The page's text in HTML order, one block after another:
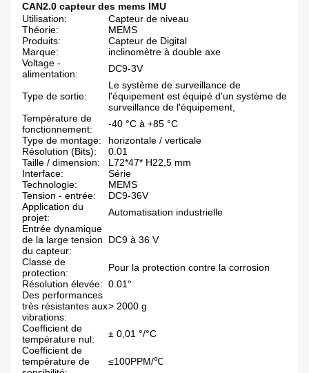
CAN2.0 capteur des mems IMU
Utilisation:
Capteur de niveau
Théorie:
MEMS
Produits:
Capteur de Digital
Marque:
inclinomètre à double axe
Voltage -
alimentation:
DC9-3V
Type de sortie:
Le système de surveillance de
l'équipement est équipé d'un système de
surveillance de l'équipement,
Température de
fonctionnement:
-40 °C à +85 °C
Type de montage:
horizontale / verticale
Résolution (Bits):
0.01
Taille / dimension:
L72*47* H22,5 mm
Interface:
Série
Technologie:
MEMS
Tension - entrée:
DC9-36V
Application du
projet:
Automatisation industrielle
Entrée dynamique
de la large tension
du capteur:
DC9 à 36 V
Classe de
protection:
Pour la protection contre la corrosion
Résolution élevée: 0.01°
Des performances
très résistantes aux
vibrations:
> 2000 g
Coefficient de
température nul:
± 0,01 °/°C
Coefficient de
température de
≤100PPM/℃